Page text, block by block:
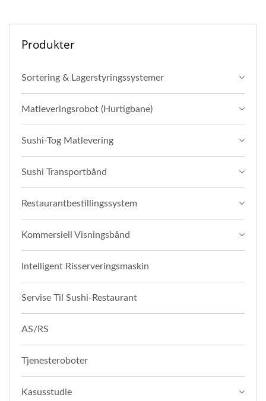
Produkter
Sortering & Lagerstyringssystemer
Matleveringsrobot (Hurtigbane)
Sushi-Tog Matlevering
Sushi Transportbånd
Restaurantbestillingssystem
Kommersiell Visningsbånd
Intelligent Risserveringsmaskin
Servise Til Sushi-Restaurant
AS/RS
Tjenesteroboter
Kasusstudie